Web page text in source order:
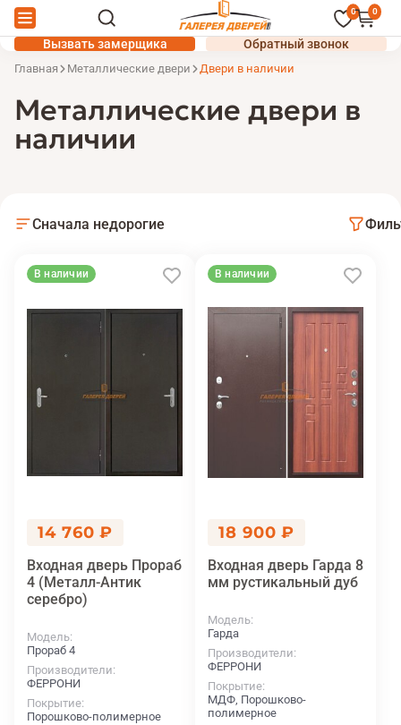
0 0
Вызвать замерщика Обратный звонок
Главная Металлические двери Двери в наличии
Металлические двери в
наличии
Сначала недорогие
В наличии
14 760 ₽
Входная дверь Прораб
4 (Металл-Антик
серебро)
Модель
Прораб 4
Производители
ФЕРРОНИ
Покрытие
Порошково-полимерное
В наличии
18 900 ₽
Входная дверь Гарда 8
мм рустикальный дуб
Модель
Гарда
Производители
ФЕРРОНИ
Покрытие
МДФ, Порошково-
полимерное